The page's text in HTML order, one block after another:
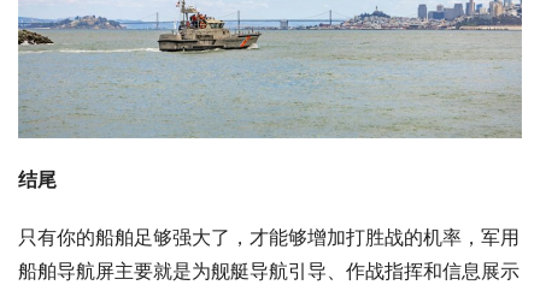
结尾
只有你的船舶足够强大了，才能够增加打胜战的机率，军用
船舶导航屏主要就是为舰艇导航引导、作战指挥和信息展示